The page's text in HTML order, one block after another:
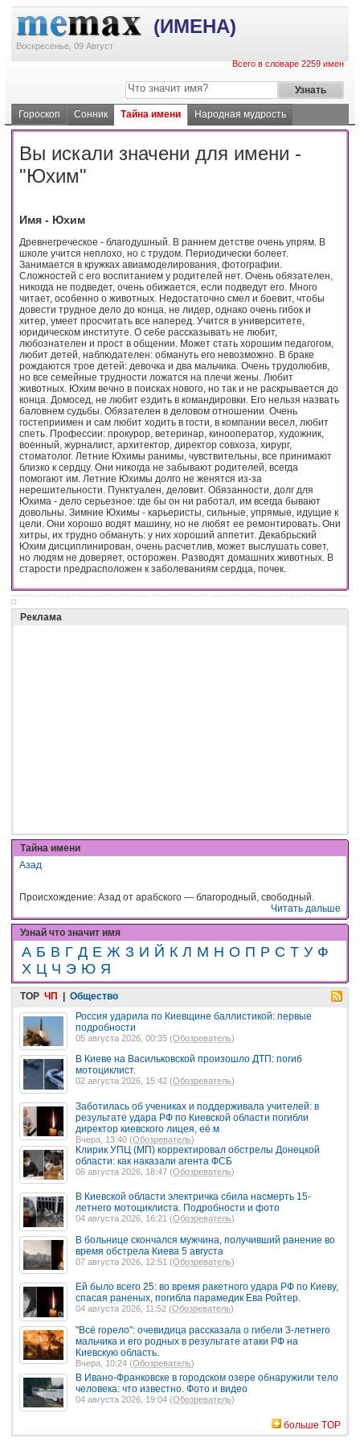
(ИМЕНА)
Воскресенье, 09 Август
Всего в словаре 2259 имен
Гороскоп Сонник Тайна имени Народная мудрость
Вы искали значени для имени -
"Юхим"
Имя - Юхим
Древнегреческое - благодушный. В раннем детстве очень упрям. В
школе учится неплохо, но с трудом. Периодически болеет.
Занимается в кружках авиамоделирования, фотографии.
Сложностей с его воспитанием у родителей нет. Очень обязателен,
никогда не подведет, очень обижается, если подведут его. Много
читает, особенно о животных. Недостаточно смел и боевит, чтобы
довести трудное дело до конца, не лидер, однако очень гибок и
хитер, умеет просчитать все наперед. Учится в университете,
юридическом институте. О себе рассказывать не любит,
любознателен и прост в общении. Может стать хорошим педагогом,
любит детей, наблюдателен: обмануть его невозможно. В браке
рождаются трое детей: девочка и два мальчика. Очень трудолюбив,
но все семейные трудности ложатся на плечи жены. Любит
животных. Юхим вечно в поисках нового, но так и не раскрывается до
конца. Домосед, не любит ездить в командировки. Его нельзя назвать
баловнем судьбы. Обязателен в деловом отношении. Очень
гостеприимен и сам любит ходить в гости, в компании весел, любит
спеть. Профессии: прокурор, ветеринар, кинооператор, художник,
военный, журналист, архитектор, директор совхоза, хирург,
стоматолог. Летние Юхимы ранимы, чувствительны, все принимают
близко к сердцу. Они никогда не забывают родителей, всегда
помогают им. Летние Юхимы долго не женятся из-за
нерешительности. Пунктуален, деловит. Обязанности, долг для
Юхима - дело серьезное: где бы он ни работал, им всегда бывают
довольны. Зимние Юхимы - карьеристы, сильные, упрямые, идущие к
цели. Они хорошо водят машину, но не любят ее ремонтировать. Они
хитры, их трудно обмануть: у них хороший аппетит. Декабрьский
Юхим дисциплинирован, очень расчетлив, может выслушать совет,
но людям не доверяет, осторожен. Разводят домашних животных. В
старости предрасположен к заболеваниям сердца, почек.
Реклама
Тайна имени
Азад
Происхождение: Азад от арабского — благородный, свободный.
Читать дальше
Узнай что значит имя
А Б В Г Д Е Ж З И Й К Л М Н О П Р С Т У Ф
Х Ц Ч Э Ю Я
TOP ЧП | Общество
Россия ударила по Киевщине баллистикой: первые
подробности
05 августа 2026, 00:35 (Обозреватель)
В Киеве на Васильковской произошло ДТП: погиб
мотоциклист.
02 августа 2026, 15:42 (Обозреватель)
Заботилась об учениках и поддерживала учителей: в
результате удара РФ по Киевской области погибли
директор киевского лицея, её м
Вчера, 13:40 (Обозреватель)
Клирик УПЦ (МП) корректировал обстрелы Донецкой
области: как наказали агента ФСБ
06 августа 2026, 18:47 (Обозреватель)
В Киевской области электричка сбила насмерть 15-
летнего мотоциклиста. Подробности и фото
04 августа 2026, 16:21 (Обозреватель)
В больнице скончался мужчина, получивший ранение во
время обстрела Киева 5 августа
07 августа 2026, 12:51 (Обозреватель)
Ей было всего 25: во время ракетного удара РФ по Киеву,
спасая раненых, погибла парамедик Ева Ройтер.
04 августа 2026, 11:52 (Обозреватель)
"Всё горело": очевидица рассказала о гибели 3-летнего
мальчика и его родных в результате атаки РФ на
Киевскую область.
Вчера, 10:24 (Обозреватель)
В Ивано-Франковске в городском озере обнаружили тело
человека: что известно. Фото и видео
04 августа 2026, 19:04 (Обозреватель)
больше TOP